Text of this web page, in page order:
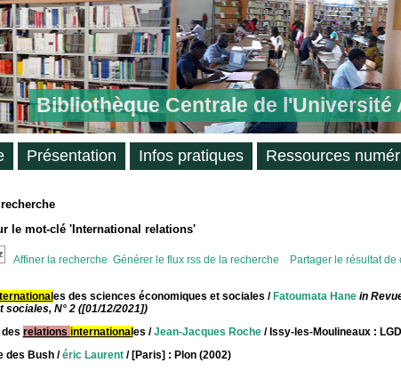
Bibliothèque Centrale de l'Université
le mot-clé 'International relations'
Affiner la recherche Générer le flux rss de la recherche Partager le résultat de
es des sciences économiques et sociales / Fatoumata Hane in
sociales, N° 2 ([01/12/2021])
relations international es /Jean-Jacques Roche/ Issy-les-Moulineaux :
des Bush/éric Laurent/ [Paris] : Plon (2002)
Présentation Infos pratiques Ressources